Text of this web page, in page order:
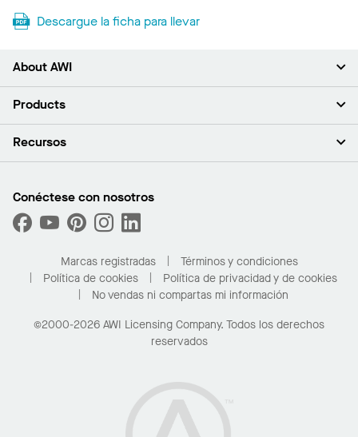
Descargue la ficha para llevar
About AWI
Acerca de nosotros
Sala de prensa
Sustentabilidad
¿Cuáles son mis opciones de compra?
Products
Plafones
Capacidades personalizadas
Desempeño
Recursos
Buscar un distribuidor
Solicitar muestras
Compre en línea con Kanopi
Para el hogar
Conéctese con nosotros
Marcas registradas
Términos y condiciones
Política de cookies
Política de privacidad y de cookies
No vendas ni compartas mi información
©2000-2026 AWI Licensing Company. Todos los derechos
reservados